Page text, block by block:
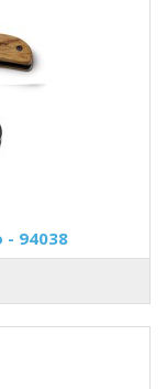
- 94038